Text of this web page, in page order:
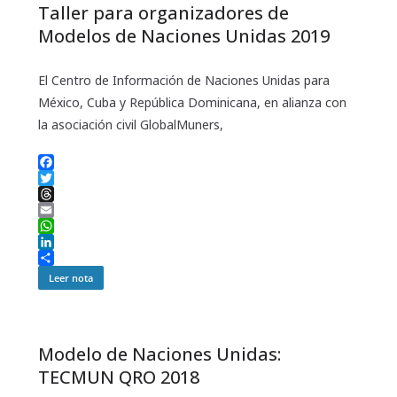
p
I
n
r
t
i
Taller para organizadores de
Modelos de Naciones Unidas 2019
El Centro de Información de Naciones Unidas para
México, Cuba y República Dominicana, en alianza con
la asociación civil GlobalMuners,
F
a
c
e
b
o
o
k
T
w
i
t
t
e
r
T
h
r
e
a
d
E
m
a
i
l
W
h
a
t
p
L
i
n
I
n
C
o
r
t
Leer nota
Modelo de Naciones Unidas:
TECMUN QRO 2018